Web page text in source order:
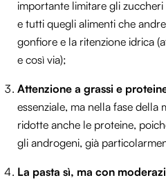
importante limitare gli
e tutti quegli alimenti che
gonfiore e la ritenzione idrica
e così via);
Attenzione a grassi e
essenziale, ma nella fase della
ridotte anche le proteine,
gli androgeni, già
La pasta sì, ma con